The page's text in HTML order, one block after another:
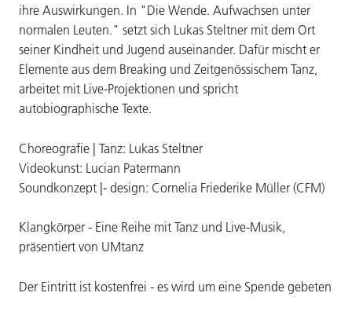
ihre Auswirkungen. In "Die Wende. Aufwachsen unter
normalen Leuten." setzt sich Lukas Steltner mit dem Ort
seiner Kindheit und Jugend auseinander. Dafür mischt er
Elemente aus dem Breaking und Zeitgenössischem Tanz,
arbeitet mit Live-Projektionen und spricht
autobiographische Texte.
Choreografie | Tanz: Lukas Steltner
Videokunst: Lucian Patermann
Soundkonzept |- design: Cornelia Friederike Müller (CFM)
Klangkörper - Eine Reihe mit Tanz und Live-Musik,
präsentiert von UMtanz
Der Eintritt ist kostenfrei - es wird um eine Spende gebeten